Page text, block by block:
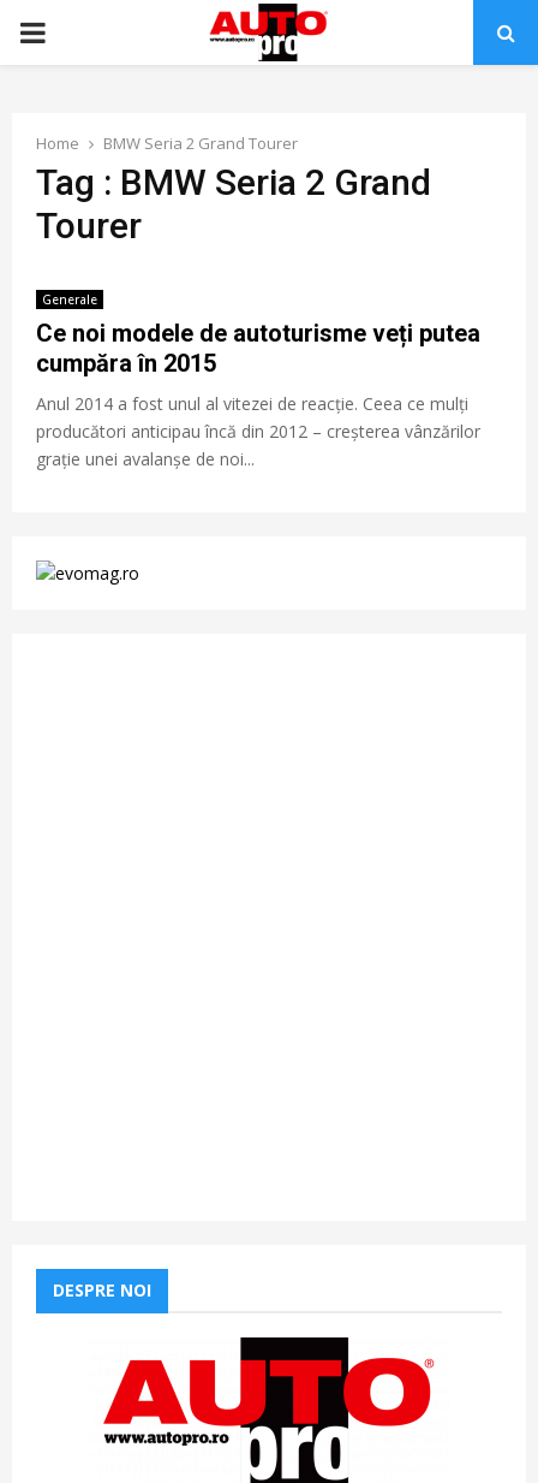
PRIMARY
Home BMW Seria 2 Grand Tourer
Tag : BMW Seria 2 Grand
Tourer
Generale
Ce noi modele de autoturisme veți putea
cumpăra în 2015
Anul 2014 a fost unul al vitezei de reacție. Ceea ce mulți
producători anticipau încă din 2012 – creșterea vânzărilor
grație unei avalanșe de noi...
DESPRE NOI